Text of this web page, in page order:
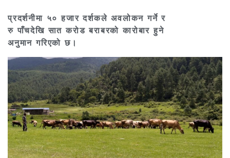
प्रदर्शनीमा ५० हजार दर्शकले अवलोकन गर्ने र
रु पाँचदेखि सात करोड बराबरको कारोबार हुने
अनुमान गरिएको छ।